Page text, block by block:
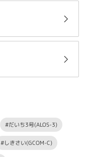
#だいち3号(ALOS-3)
#しきさい(GCOM-C)